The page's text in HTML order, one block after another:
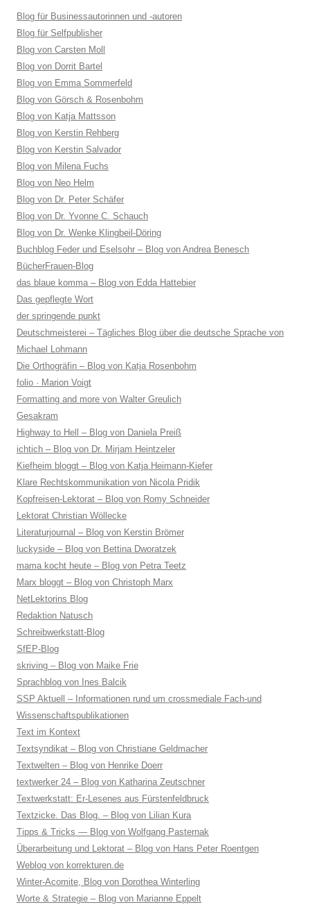
Blog für Businessautorinnen und -autoren
Blog für Selfpublisher
Blog von Carsten Moll
Blog von Dorrit Bartel
Blog von Emma Sommerfeld
Blog von Görsch & Rosenbohm
Blog von Katja Mattsson
Blog von Kerstin Rehberg
Blog von Kerstin Salvador
Blog von Milena Fuchs
Blog von Neo Helm
Blog von Dr. Peter Schäfer
Blog von Dr. Yvonne C. Schauch
Blog von Dr. Wenke Klingbeil-Döring
Buchblog Feder und Eselsohr – Blog von Andrea Benesch
BücherFrauen-Blog
das blaue komma – Blog von Edda Hattebier
Das gepflegte Wort
der springende punkt
Deutschmeisterei – Tägliches Blog über die deutsche Sprache von
Michael Lohmann
Die Orthogräfin – Blog von Katja Rosenbohm
folio · Marion Voigt
Formatting and more von Walter Greulich
Gesakram
Highway to Hell – Blog von Daniela Preiß
ichtich – Blog von Dr. Mirjam Heintzeler
Kiefheim bloggt – Blog von Katja Heimann-Kiefer
Klare Rechtskommunikation von Nicola Pridik
Kopfreisen-Lektorat – Blog von Romy Schneider
Lektorat Christian Wöllecke
Literaturjournal – Blog von Kerstin Brömer
luckyside – Blog von Bettina Dworatzek
mama kocht heute – Blog von Petra Teetz
Marx bloggt – Blog von Christoph Marx
NetLektorins Blog
Redaktion Natusch
Schreibwerkstatt-Blog
SfEP-Blog
skriving – Blog von Maike Frie
Sprachblog von Ines Balcik
SSP Aktuell – Informationen rund um crossmediale Fach-und
Wissenschaftspublikationen
Text im Kontext
Textsyndikat – Blog von Christiane Geldmacher
Textwelten – Blog von Henrike Doerr
textwerker 24 – Blog von Katharina Zeutschner
Textwerkstatt: Er-Lesenes aus Fürstenfeldbruck
Textzicke. Das Blog. – Blog von Lilian Kura
Tipps & Tricks — Blog von Wolfgang Pasternak
Überarbeitung und Lektorat – Blog von Hans Peter Roentgen
Weblog von korrekturen.de
Winter-Acomite, Blog von Dorothea Winterling
Worte & Strategie – Blog von Marianne Eppelt